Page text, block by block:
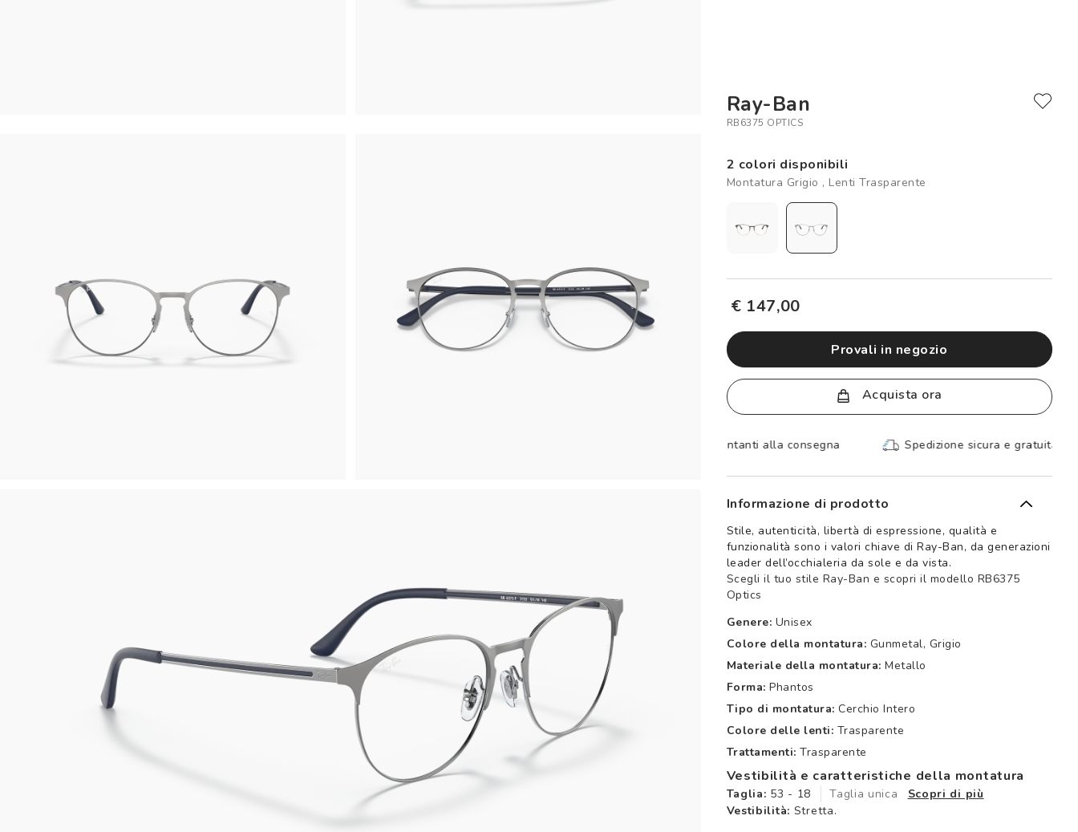
Ray-Ban
RB6375 OPTICS
2 colori disponibili
Montatura Grigio , Lenti Trasparente
€ 147,00
provali in negozio
Acquista ora
Spedizione sicura e gratuita, senza spesa minima
Informazione di prodotto
Stile, autenticità, libertà di espressione, qualità e
funzionalità sono i valori chiave di Ray-Ban, da generazioni
leader dell’occhialeria da sole e da vista.
Scegli il tuo stile Ray-Ban e scopri il modello RB6375
Optics
Genere: Unisex
Colore della montatura: Gunmetal, Grigio
Materiale della montatura: Metallo
Forma: Phantos
Tipo di montatura: Cerchio Intero
Colore delle lenti: Trasparente
Trattamenti: Trasparente
Vestibilità e caratteristiche della montatura
Taglia: 53 - 18 Taglia unica
Scopri di più
Vestibilità: Stretta.